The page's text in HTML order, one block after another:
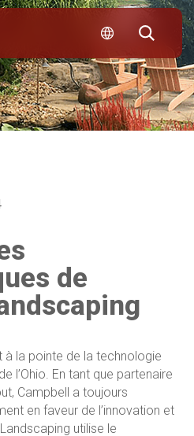
de
à la pointe de la technologie
l’Ohio. En tant que partenaire
Campbell a toujours
en faveur de l’innovation et
utilise le